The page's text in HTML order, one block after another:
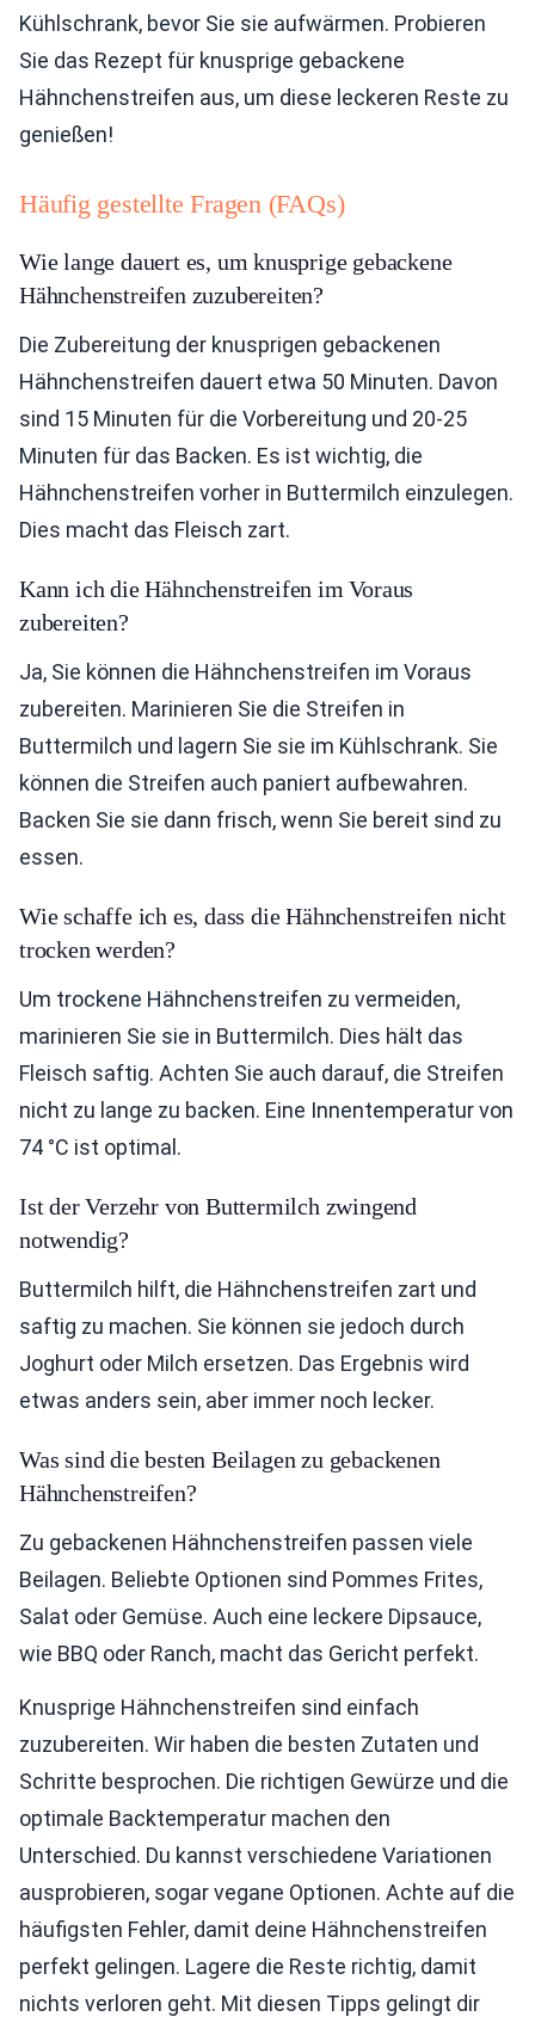
Kühlschrank, bevor Sie sie aufwärmen. Probieren
Sie das Rezept für knusprige gebackene
Hähnchenstreifen aus, um diese leckeren Reste zu
genießen!
Häufig gestellte Fragen (FAQs)
Wie lange dauert es, um knusprige gebackene
Hähnchenstreifen zuzubereiten?
Die Zubereitung der knusprigen gebackenen
Hähnchenstreifen dauert etwa 50 Minuten. Davon
sind 15 Minuten für die Vorbereitung und 20-25
Minuten für das Backen. Es ist wichtig, die
Hähnchenstreifen vorher in Buttermilch einzulegen.
Dies macht das Fleisch zart.
Kann ich die Hähnchenstreifen im Voraus
zubereiten?
Ja, Sie können die Hähnchenstreifen im Voraus
zubereiten. Marinieren Sie die Streifen in
Buttermilch und lagern Sie sie im Kühlschrank. Sie
können die Streifen auch paniert aufbewahren.
Backen Sie sie dann frisch, wenn Sie bereit sind zu
essen.
Wie schaffe ich es, dass die Hähnchenstreifen nicht
trocken werden?
Um trockene Hähnchenstreifen zu vermeiden,
marinieren Sie sie in Buttermilch. Dies hält das
Fleisch saftig. Achten Sie auch darauf, die Streifen
nicht zu lange zu backen. Eine Innentemperatur von
74 °C ist optimal.
Ist der Verzehr von Buttermilch zwingend
notwendig?
Buttermilch hilft, die Hähnchenstreifen zart und
saftig zu machen. Sie können sie jedoch durch
Joghurt oder Milch ersetzen. Das Ergebnis wird
etwas anders sein, aber immer noch lecker.
Was sind die besten Beilagen zu gebackenen
Hähnchenstreifen?
Zu gebackenen Hähnchenstreifen passen viele
Beilagen. Beliebte Optionen sind Pommes Frites,
Salat oder Gemüse. Auch eine leckere Dipsauce,
wie BBQ oder Ranch, macht das Gericht perfekt.
Knusprige Hähnchenstreifen sind einfach
zuzubereiten. Wir haben die besten Zutaten und
Schritte besprochen. Die richtigen Gewürze und die
optimale Backtemperatur machen den
Unterschied. Du kannst verschiedene Variationen
ausprobieren, sogar vegane Optionen. Achte auf die
häufigsten Fehler, damit deine Hähnchenstreifen
perfekt gelingen. Lagere die Reste richtig, damit
nichts verloren geht. Mit diesen Tipps gelingt dir